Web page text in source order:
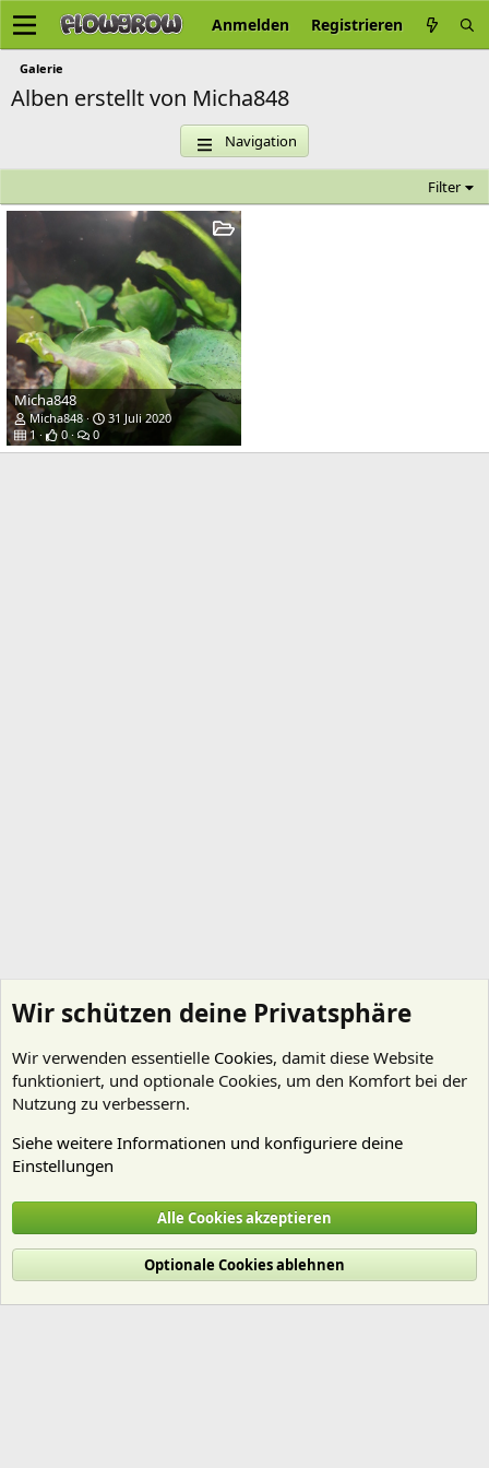
Anmelden Registrieren
Galerie
Alben erstellt von Micha848
Navigation
Filter
Micha848
Micha848
31 Juli 2020
1
0 0
Cookies
Deutsch (Du)
Nutzungsbedingungen
Datenschutz Hilfe und Impressum
R
Wir schützen deine Privatsphäre
Wir verwenden essentielle Cookies, damit diese Website
funktioniert, und optionale Cookies, um den Komfort bei der
Nutzung zu verbessern.
Siehe weitere Informationen und konfiguriere deine
Einstellungen
Alle Cookies akzeptieren
Optionale Cookies ablehnen